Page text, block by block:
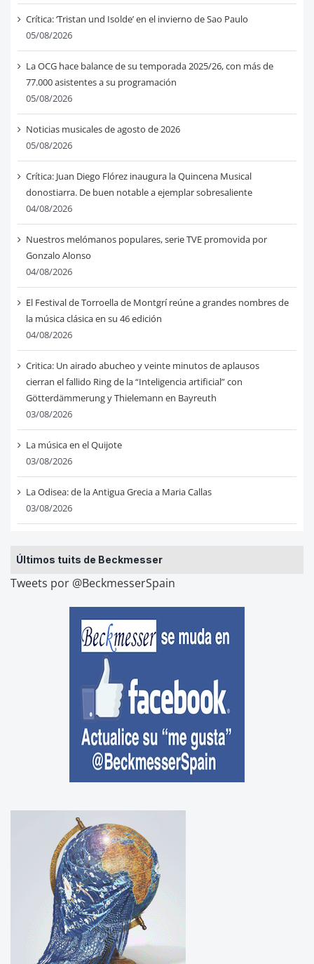
Crítica: ‘Tristan und Isolde’ en el invierno de Sao Paulo
05/08/2026
La OCG hace balance de su temporada 2025/26, con más de
77.000 asistentes a su programación
05/08/2026
Noticias musicales de agosto de 2026
05/08/2026
Crítica: Juan Diego Flórez inaugura la Quincena Musical
donostiarra. De buen notable a ejemplar sobresaliente
04/08/2026
Nuestros melómanos populares, serie TVE promovida por
Gonzalo Alonso
04/08/2026
El Festival de Torroella de Montgrí reúne a grandes nombres de
la música clásica en su 46 edición
04/08/2026
Critica: Un airado abucheo y veinte minutos de aplausos
cierran el fallido Ring de la “Inteligencia artificial” con
Götterdämmerung y Thielemann en Bayreuth
03/08/2026
La música en el Quijote
03/08/2026
La Odisea: de la Antigua Grecia a Maria Callas
03/08/2026
Últimos tuits de Beckmesser
Tweets por @BeckmesserSpain